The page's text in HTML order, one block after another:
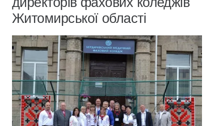
Житомирської області